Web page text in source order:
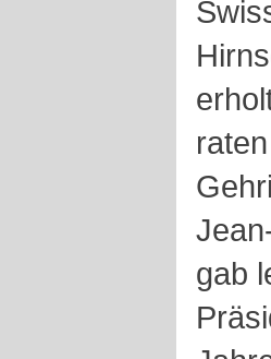
gab